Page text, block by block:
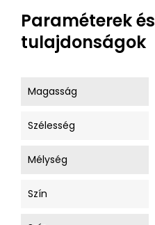
Paraméterek és
tulajdonságok
Magasság
Szélesség
Mélység
Szín